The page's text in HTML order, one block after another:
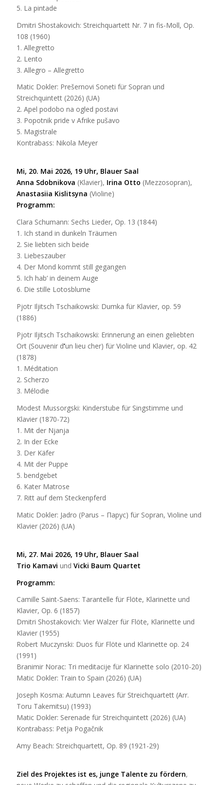
5. La pintade
Dmitri Shostakovich: Streichquartett Nr. 7 in fis-Moll, Op.
108 (1960)
1. Allegretto
2. Lento
3. Allegro – Allegretto
Matic Dokler: Prešernovi Soneti für Sopran und
Streichquintett (2026) (UA)
2. Apel podobo na ogled postavi
3. Popotnik pride v Afrike pušavo
5. Magistrale
Kontrabass: Nikola Meyer
Mi, 20. Mai 2026, 19 Uhr, Blauer Saal
Anna Sdobnikova (Klavier), Irina Otto (Mezzosopran),
Anastasiia Kislitsyna (Violine)
Programm:
Clara Schumann: Sechs Lieder, Op. 13 (1844)
1. Ich stand in dunkeln Träumen
2. Sie liebten sich beide
3. Liebeszauber
4. Der Mond kommt still gegangen
5. Ich hab’ in deinem Auge
6. Die stille Lotosblume
Pjotr Iljitsch Tschaikowski: Dumka für Klavier, op. 59
(1886)
Pjotr Iljitsch Tschaikowski: Erinnerung an einen geliebten
Ort (Souvenir d’un lieu cher) für Violine und Klavier, op. 42
(1878)
1. Méditation
2. Scherzo
3. Mélodie
Modest Mussorgski: Kinderstube für Singstimme und
Klavier (1870-72)
1. Mit der Njanja
2. In der Ecke
3. Der Käfer
4. Mit der Puppe
5. bendgebet
6. Kater Matrose
7. Ritt auf dem Steckenpferd
Matic Dokler: Jadro (Parus – Парус) für Sopran, Violine und
Klavier (2026) (UA)
Mi, 27. Mai 2026, 19 Uhr, Blauer Saal
Trio Kamavi und Vicki Baum Quartet
Programm:
Camille Saint-Saens: Tarantelle für Flöte, Klarinette und
Klavier, Op. 6 (1857)
Dmitri Shostakovich: Vier Walzer für Flöte, Klarinette und
Klavier (1955)
Robert Muczynski: Duos für Flöte und Klarinette op. 24
(1991)
Branimir Norac: Tri meditacije für Klarinette solo (2010-20)
Matic Dokler: Train to Spain (2026) (UA)
Joseph Kosma: Autumn Leaves für Streichquartett (Arr.
Toru Takemitsu) (1993)
Matic Dokler: Serenade für Streichquintett (2026) (UA)
Kontrabass: Petja Pogačnik
Amy Beach: Streichquartett, Op. 89 (1921-29)
Ziel des Projektes ist es, junge Talente zu fördern,